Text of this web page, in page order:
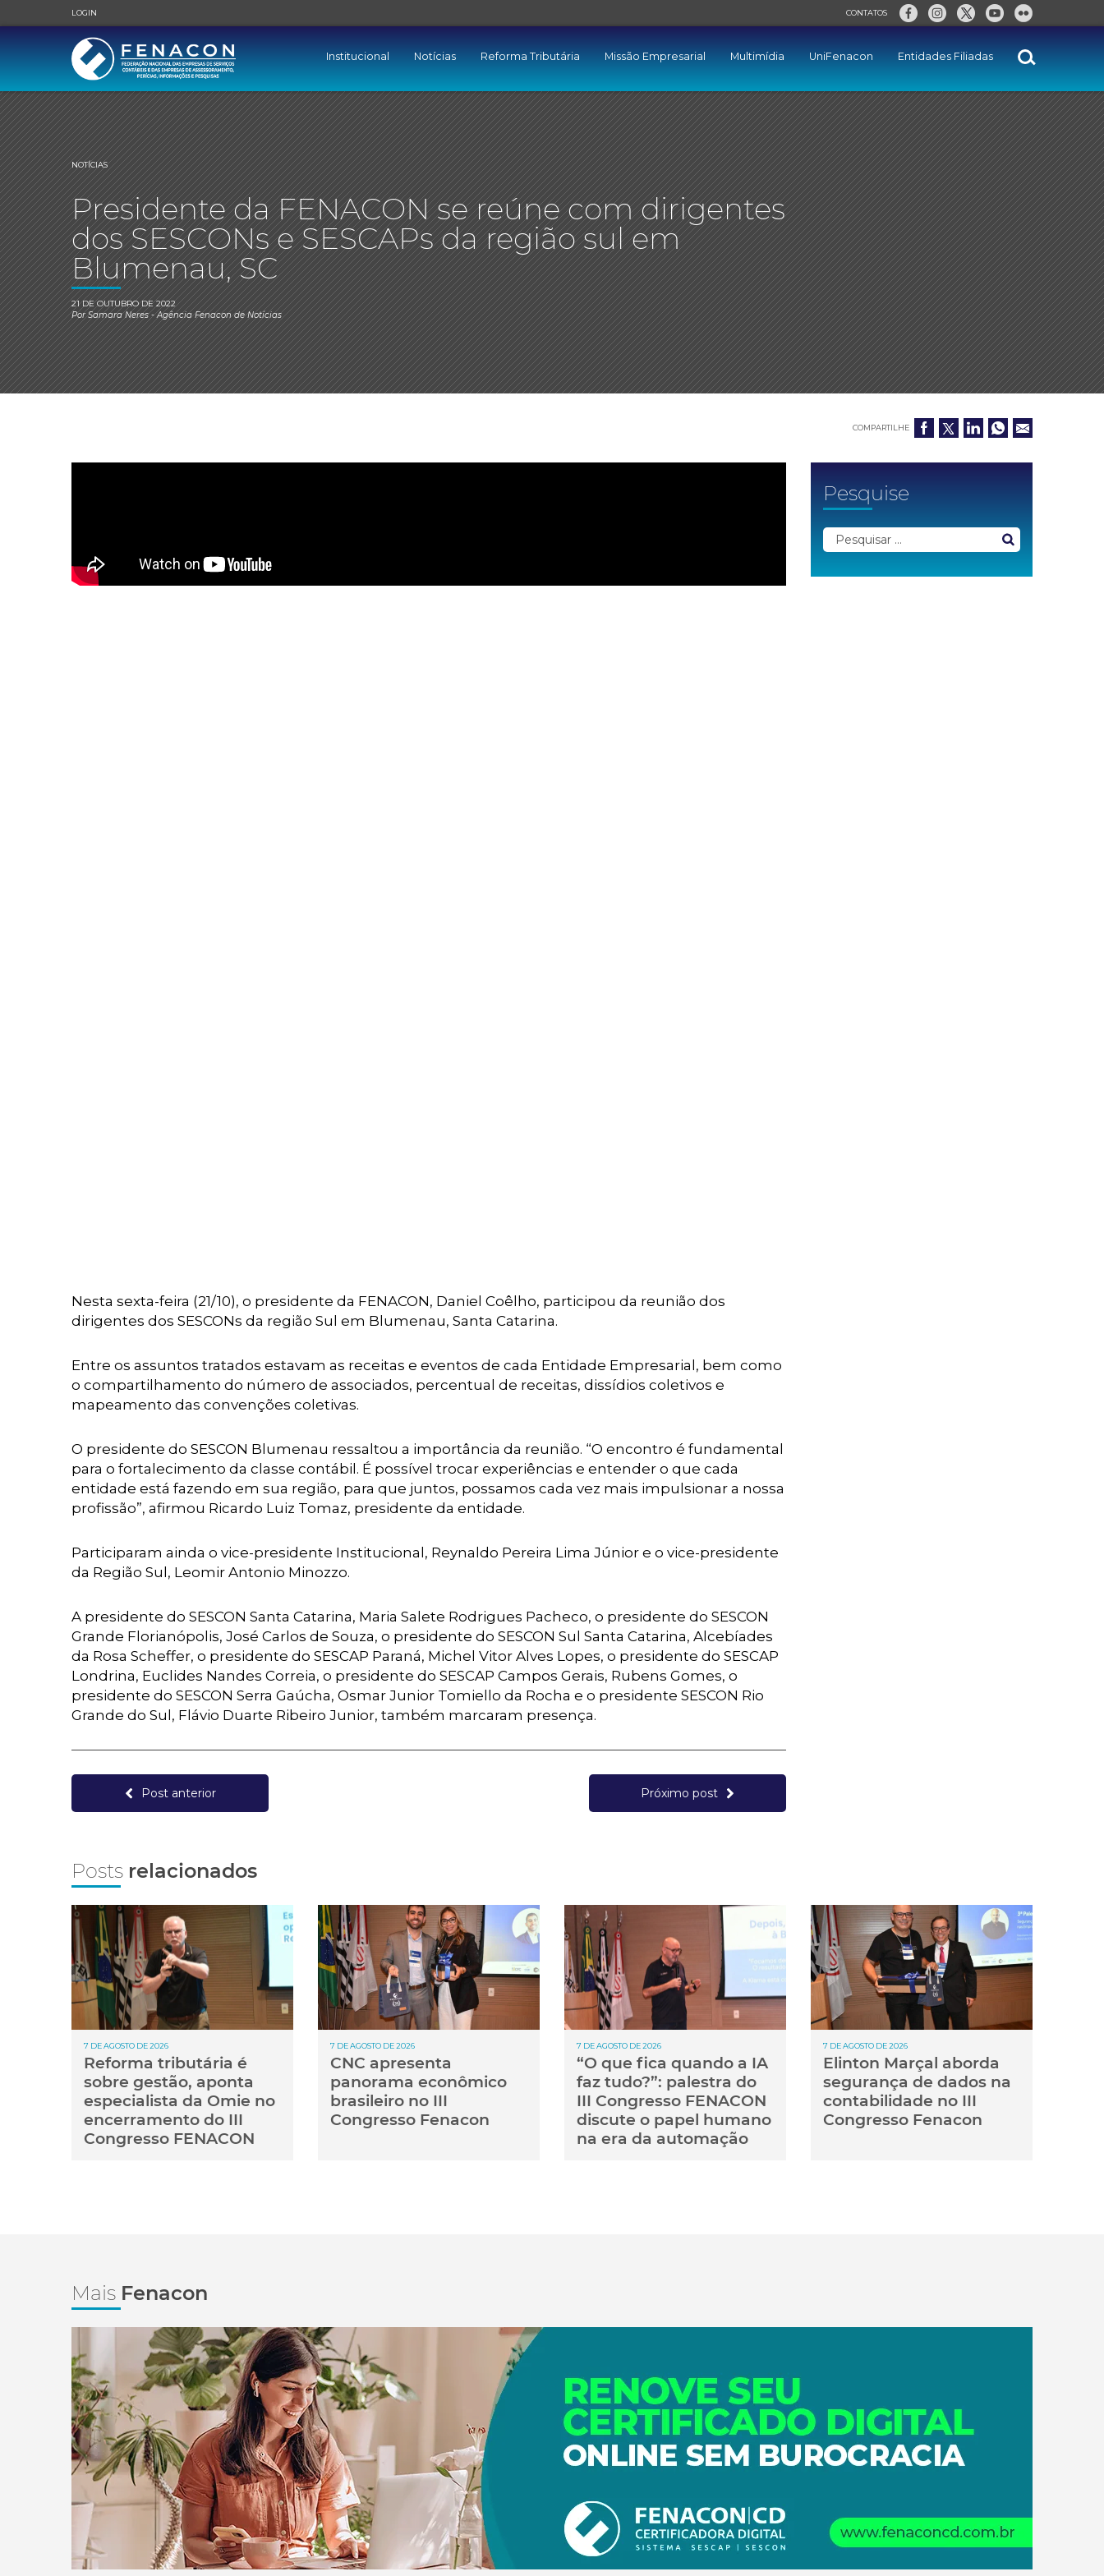
LOGIN CONTATOS
Institucional Notícias Reforma Tributária Missão Empresarial Multimídia UniFenacon Entidades Filiadas
NOTÍCIAS
Presidente da FENACON se reúne com dirigentes
dos SESCONs e SESCAPs da região sul em
Blumenau, SC
21 DE OUTUBRO DE 2022
PorSamara Neres- Agência Fenacon de Notícias
COMPARTILHE
Nesta sexta-feira (21/10), o presidente da FENACON, Daniel Coêlho, participou da reunião dos
dirigentes dos SESCONs da região Sul em Blumenau, Santa Catarina.
Entre os assuntos tratados estavam as receitas e eventos de cada Entidade Empresarial, bem como
o compartilhamento do número de associados, percentual de receitas, dissídios coletivos e
mapeamento das convenções coletivas.
O presidente do SESCON Blumenau ressaltou a importância da reunião. “O encontro é fundamental
para o fortalecimento da classe contábil. É possível trocar experiências e entender o que cada
entidade está fazendo em sua região, para que juntos, possamos cada vez mais impulsionar a nossa
profissão”, afirmou Ricardo Luiz Tomaz, presidente da entidade.
Participaram ainda o vice-presidente Institucional, Reynaldo Pereira Lima Júnior e o vice-presidente
da Região Sul, Leomir Antonio Minozzo.
A presidente do SESCON Santa Catarina, Maria Salete Rodrigues Pacheco, o presidente do SESCON
Grande Florianópolis, José Carlos de Souza, o presidente do SESCON Sul Santa Catarina, Alcebíades
da Rosa Scheffer, o presidente do SESCAP Paraná, Michel Vitor Alves Lopes, o presidente do SESCAP
Londrina, Euclides Nandes Correia, o presidente do SESCAP Campos Gerais, Rubens Gomes, o
presidente do SESCON Serra Gaúcha, Osmar Junior Tomiello da Rocha e o presidente SESCON Rio
Grande do Sul, Flávio Duarte Ribeiro Junior, também marcaram presença.
Post anterior Próximo post
Pesquise
Posts relacionados
7 DE AGOSTO DE 2026
Reforma tributária é
sobre gestão, aponta
especialista da Omie no
encerramento do III
Congresso FENACON
7 DE AGOSTO DE 2026
CNC apresenta
panorama econômico
brasileiro no III
Congresso Fenacon
7 DE AGOSTO DE 2026
“O que fica quando a IA
faz tudo?”: palestra do
III Congresso FENACON
discute o papel humano
na era da automação
7 DE AGOSTO DE 2026
Elinton Marçal aborda
segurança de dados na
contabilidade no III
Congresso Fenacon
Mais Fenacon